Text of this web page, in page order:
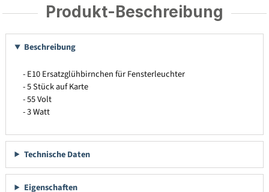
Produkt-Beschreibung
Beschreibung
- E10 Ersatzglühbirnchen für Fensterleuchter
- 5 Stück auf Karte
- 55 Volt
- 3 Watt
Technische Daten
Eigenschaften